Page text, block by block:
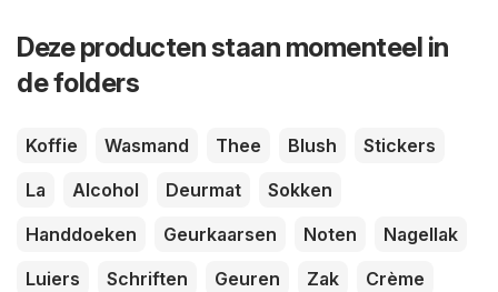
Deze producten staan momenteel in
de folders
Koffie Wasmand Thee Blush
Stickers
La
Alcohol Deurmat
Sokken
Handdoeken
Geurkaarsen Noten
Nagellak
Luiers
Schriften Geuren Zak
Crème